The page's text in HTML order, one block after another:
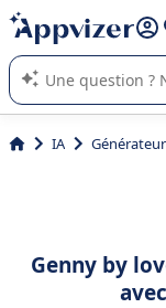
répondre (plusieurs
L'IA de Appvizer
logiciel SaaS en
IA
Genny by